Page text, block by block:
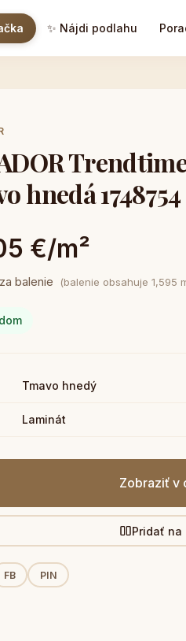
✨ Nájdi podlahu
hnedá 1748754
€/m²
za balenie (balenie obsahuje 1,595
Tmavo hnedý
Laminát
Zobraziť v
Pridať na
FB PIN